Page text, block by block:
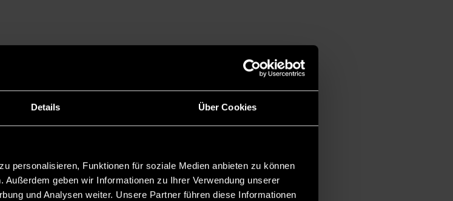
Details Über Cookies
personalisieren, Funktionen für soziale Medien anbieten zu können
geben wir Informationen zu Ihrer Verwendung unserer
und Analysen weiter. Unsere Partner führen diese Informationen